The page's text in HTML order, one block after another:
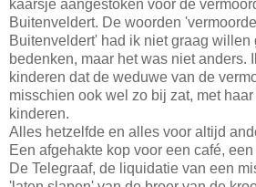
kaarsje aangestoken voor de
Buitenveldert. De woorden
Buitenveldert' had ik niet graag willen
bedenken, maar het was niet anders.
kinderen dat de weduwe van de
misschien ook wel zo bij zat, met
kinderen.
Alles hetzelfde en alles voor altijd
Een afgehakte kop voor een café,
De Telegraaf, de liquidatie van een